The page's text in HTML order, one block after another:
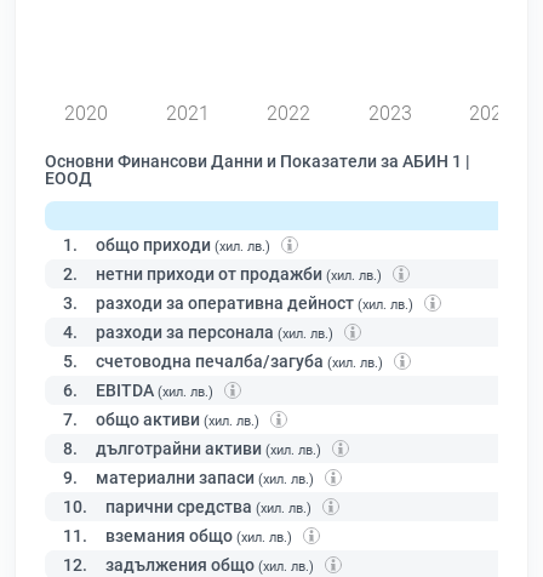
2020 2021 2022 2023 2024
Основни Финансови Данни и Показатели за АБИН 1 |
ЕООД
1. общо приходи (хил. лв.)
2. нетни приходи от продажби (хил. лв.)
3. разходи за оперативна дейност (хил. лв.)
4. разходи за персонала (хил. лв.)
5. счетоводна печалба/загуба (хил. лв.)
6. EBITDA (хил. лв.)
7. общо активи (хил. лв.)
8. дълготрайни активи (хил. лв.)
9. материални запаси (хил. лв.)
10. парични средства (хил. лв.)
11. вземания общо (хил. лв.)
12. задължения общо (хил. лв.)